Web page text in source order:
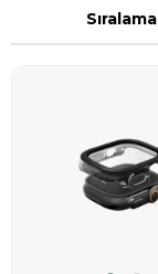
Sıralama